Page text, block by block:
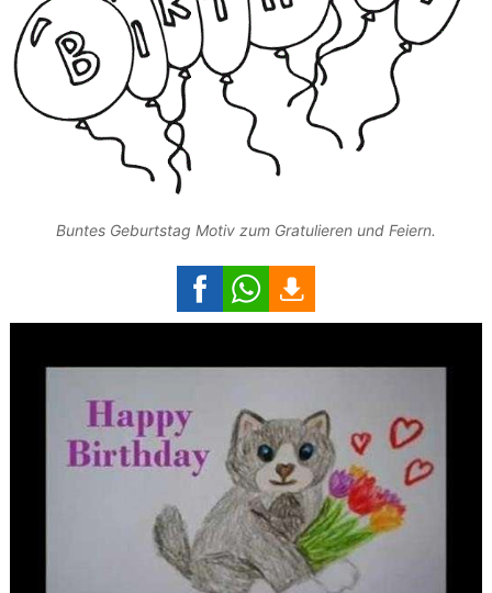
Buntes Geburtstag Motiv zum Gratulieren und Feiern.